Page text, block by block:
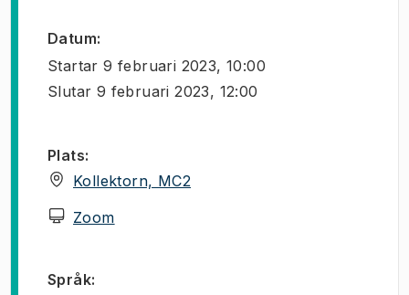
Datum:
Startar 9 februari 2023, 10:00
Slutar 9 februari 2023, 12:00
Plats:
Kollektorn, MC2
Zoom(
Språk: